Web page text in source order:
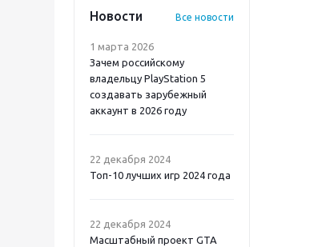
Новости Все новости
1 марта 2026
Зачем российскому
владельцу PlayStation 5
создавать зарубежный
аккаунт в 2026 году
22 декабря 2024
Топ-10 лучших игр 2024 года
22 декабря 2024
Масштабный проект GTA